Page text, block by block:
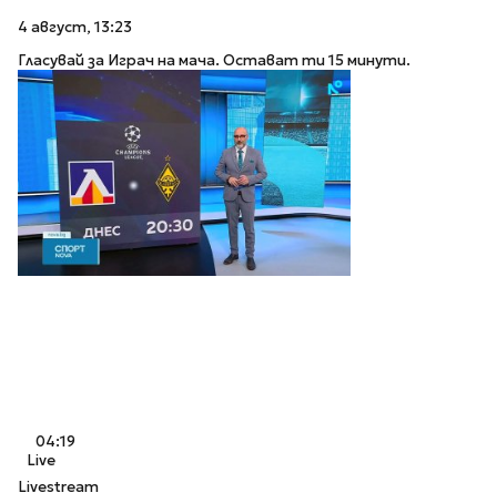
4 август, 13:23
Гласувай за Играч на мача. Остават ти 15 минути.
04:19
Live
Livestream